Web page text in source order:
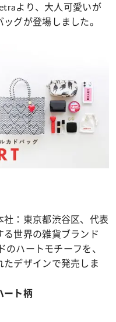
より、大人可愛いが
グが登場しました。
：東京都渋谷区、代表
世界の雑貨ブランド
のハートモチーフを、
デザインで発売しま
ート柄